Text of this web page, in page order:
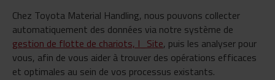
Chez Toyota Material Handling, nous pouvons collecter
automatiquement des données via notre système de
gestion de flotte de chariots, I_Site, puis les analyser pour
vous, afin de vous aider à trouver des opérations efficaces
et optimales au sein de vos processus existants.